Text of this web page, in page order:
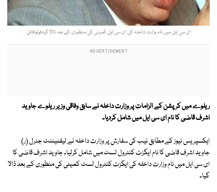
ای سی ایل میں نام وزارت داخلہ کی ای سی ایل کمیٹی کی منظوری کے بعد ڈالا گیا،فوٹو:فائل
ریلوے میں کرپشن کے الزامات پر وزارت داخلہ نے سابق وفاقی وزیر ریلوے جاوید
اشرف قاضی کا نام ای سی ایل میں شامل کردیا۔
ایکسپریس نیوز کے مطابق نیب کی سفارش پر وزارت داخلہ نے لیفٹیننٹ جنرل (ر)
جاوید اشرف قاضی کا نام ایگزٹ کنٹرول لسٹ میں شامل کرلیا۔ جاوید اشرف قاضی کا
ای سی ایل میں نام وزارت داخلہ کی ایگزٹ کنٹرول لسٹ کمیٹی کی منظوری کے بعد ڈالا
گیا۔